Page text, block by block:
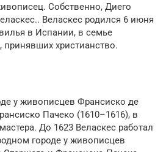
Собственно, Диего
Веласкес родился 6 июня
в Испании, в семье
принявших христианство.
у живописцев Франсиско де
Пачеко (1610–1616), в
До 1623 Веласкес работал
городе у живописцев